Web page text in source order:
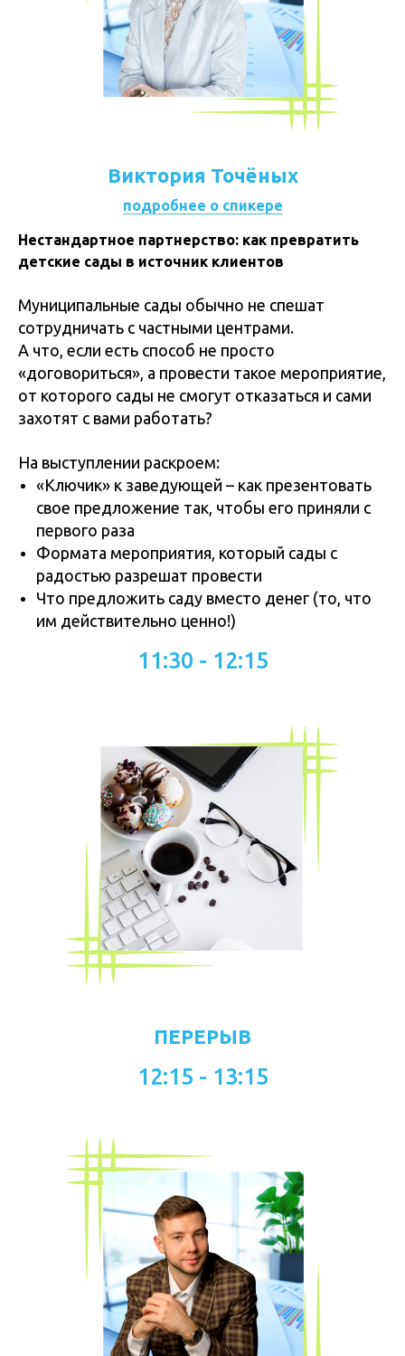
Виктория Точёных
подробнее о спикере
Нестандартное партнерство: как превратить
детские сады в источник клиентов
Муниципальные сады обычно не спешат
сотрудничать с частными центрами.
А что, если есть способ не просто
«договориться», а провести такое мероприятие,
от которого сады не смогут отказаться и сами
захотят с вами работать?
На выступлении раскроем:
«Ключик» к заведующей – как презентовать
свое предложение так, чтобы его приняли с
первого раза
Формата мероприятия, который сады с
радостью разрешат провести
Что предложить саду вместо денег (то, что
им действительно ценно!)
11:30 - 12:15
ПЕРЕРЫВ
12:15 - 13:15